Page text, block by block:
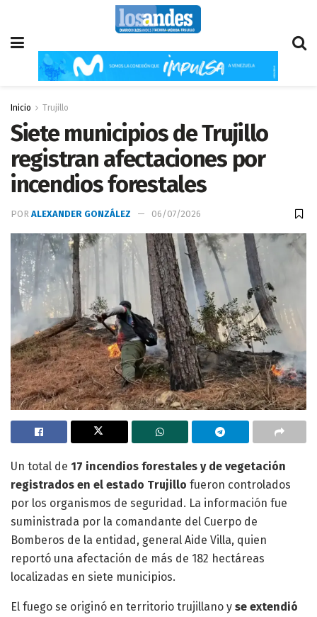
Inicio Trujillo
Siete municipios de Trujillo
registran afectaciones por
incendios forestales
POR ALEXANDER GONZÁLEZ 06/07/2026
Un total de 17 incendios forestales y de vegetación
registrados en el estado Trujillo fueron controlados
por los organismos de seguridad. La información fue
suministrada por la comandante del Cuerpo de
Bomberos de la entidad, general Aide Villa, quien
reportó una afectación de más de 182 hectáreas
localizadas en siete municipios.
El fuego se originó en territorio trujillano y se extendió